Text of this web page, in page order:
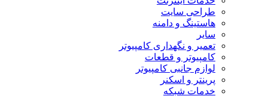
طراحی سایت
هاستینگ و دامنه
سایر
تعمیر و نگهداری کامپیوتر
کامپیوتر و قطعات
لوازم جانبی کامپیوتر
پرینتر و اسکنر
خدمات شبکه